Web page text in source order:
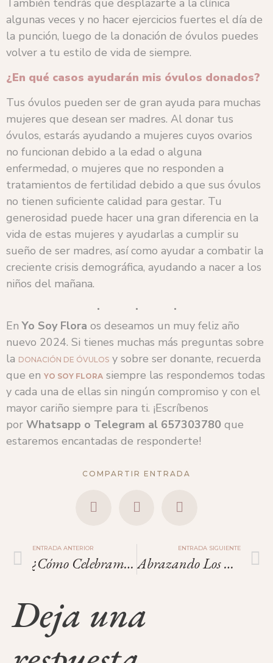
algunas veces y no hacer ejercicios fuertes el día de
la punción, luego de la donación de óvulos puedes
volver a tu estilo de vida de siempre.
¿En qué casos ayudarán mis óvulos donados?
Tus óvulos pueden ser de gran ayuda para muchas
mujeres que desean ser madres. Al donar tus
óvulos, estarás ayudando a mujeres cuyos ovarios
no funcionan debido a la edad o alguna
enfermedad, o mujeres que no responden a
tratamientos de fertilidad debido a que sus óvulos
no tienen suficiente calidad para gestar. Tu
generosidad puede hacer una gran diferencia en la
vida de estas mujeres y ayudarlas a cumplir su
sueño de ser madres, así como ayudar a combatir la
creciente crisis demográfica, ayudando a nacer a los
niños del mañana.
EnYo Soy Flora os deseamos un muy feliz año
nuevo 2024. Si tienes muchas más preguntas sobre
la DONACIÓN DE ÓVULOS y sobre ser donante, recuerda
que en YO SOY FLORA siempre las respondemos todas
y cada una de ellas sin ningún compromiso y con el
mayor cariño siempre para ti. ¡Escríbenos
por Whatsapp o Telegram al 657303780 que
estaremos encantadas de responderte!
COMPARTIR ENTRADA
ENTRADA ANTERIOR
¿Cómo Celebramos Navidad?
ENTRADA SIGUIENTE
Abrazando Los Ritmos De Nuestro Cuerpo.
Deja una